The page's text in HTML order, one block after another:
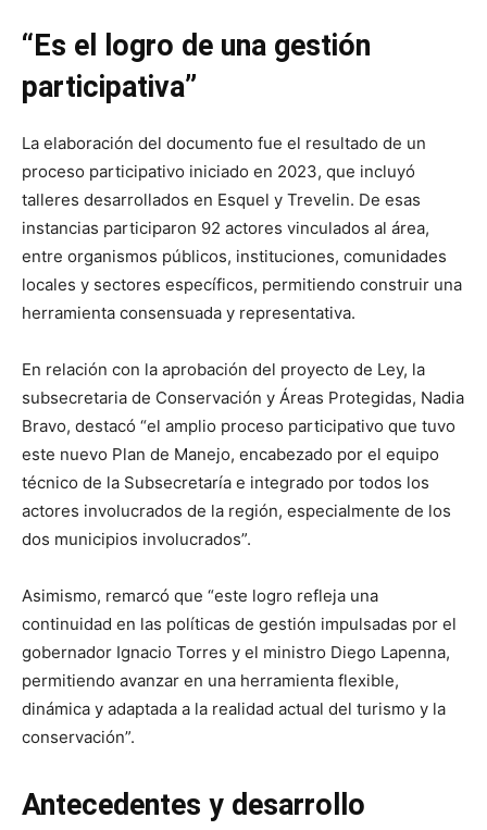
“Es el logro de una gestión
participativa”
La elaboración del documento fue el resultado de un
proceso participativo iniciado en 2023, que incluyó
talleres desarrollados en Esquel y Trevelin. De esas
instancias participaron 92 actores vinculados al área,
entre organismos públicos, instituciones, comunidades
locales y sectores específicos, permitiendo construir una
herramienta consensuada y representativa.
En relación con la aprobación del proyecto de Ley, la
subsecretaria de Conservación y Áreas Protegidas, Nadia
Bravo, destacó “el amplio proceso participativo que tuvo
este nuevo Plan de Manejo, encabezado por el equipo
técnico de la Subsecretaría e integrado por todos los
actores involucrados de la región, especialmente de los
dos municipios involucrados”.
Asimismo, remarcó que “este logro refleja una
continuidad en las políticas de gestión impulsadas por el
gobernador Ignacio Torres y el ministro Diego Lapenna,
permitiendo avanzar en una herramienta flexible,
dinámica y adaptada a la realidad actual del turismo y la
conservación”.
Antecedentes y desarrollo